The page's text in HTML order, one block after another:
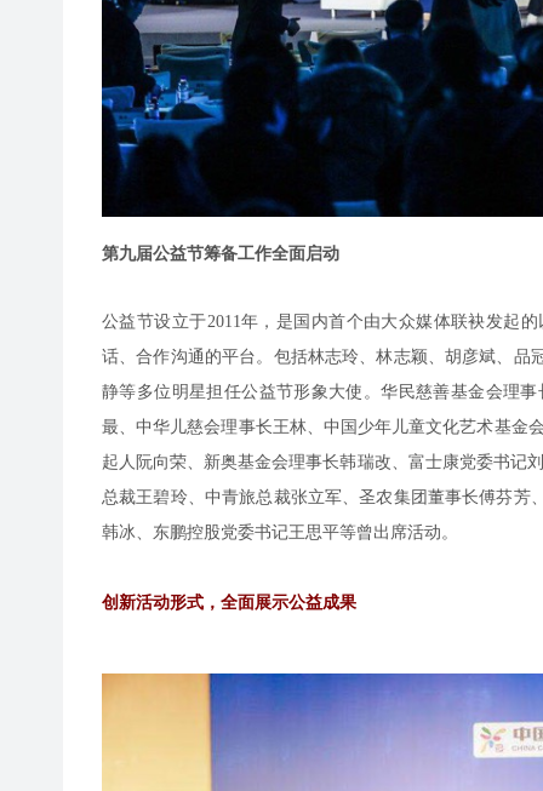
第九届公益节筹备工作全面启动
公益节设立于2011年，是国内首个由大众媒体联袂发起
话、合作沟通的平台。包括林志玲、林志颖、胡彦斌、
静等多位明星担任公益节形象大使。华民慈善基金会理
最、中华儿慈会理事长王林、中国少年儿童文化艺术基金
起人阮向荣、新奥基金会理事长韩瑞改、富士康党委书记
总裁王碧玲、中青旅总裁张立军、圣农集团董事长傅芬
韩冰、东鹏控股党委书记王思平等曾出席活动。
创新活动形式，全面展示公益成果